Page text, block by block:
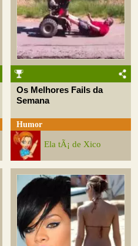
Os Melhores Fails da
Semana
Humor
Ela tÃ¡ de Xico